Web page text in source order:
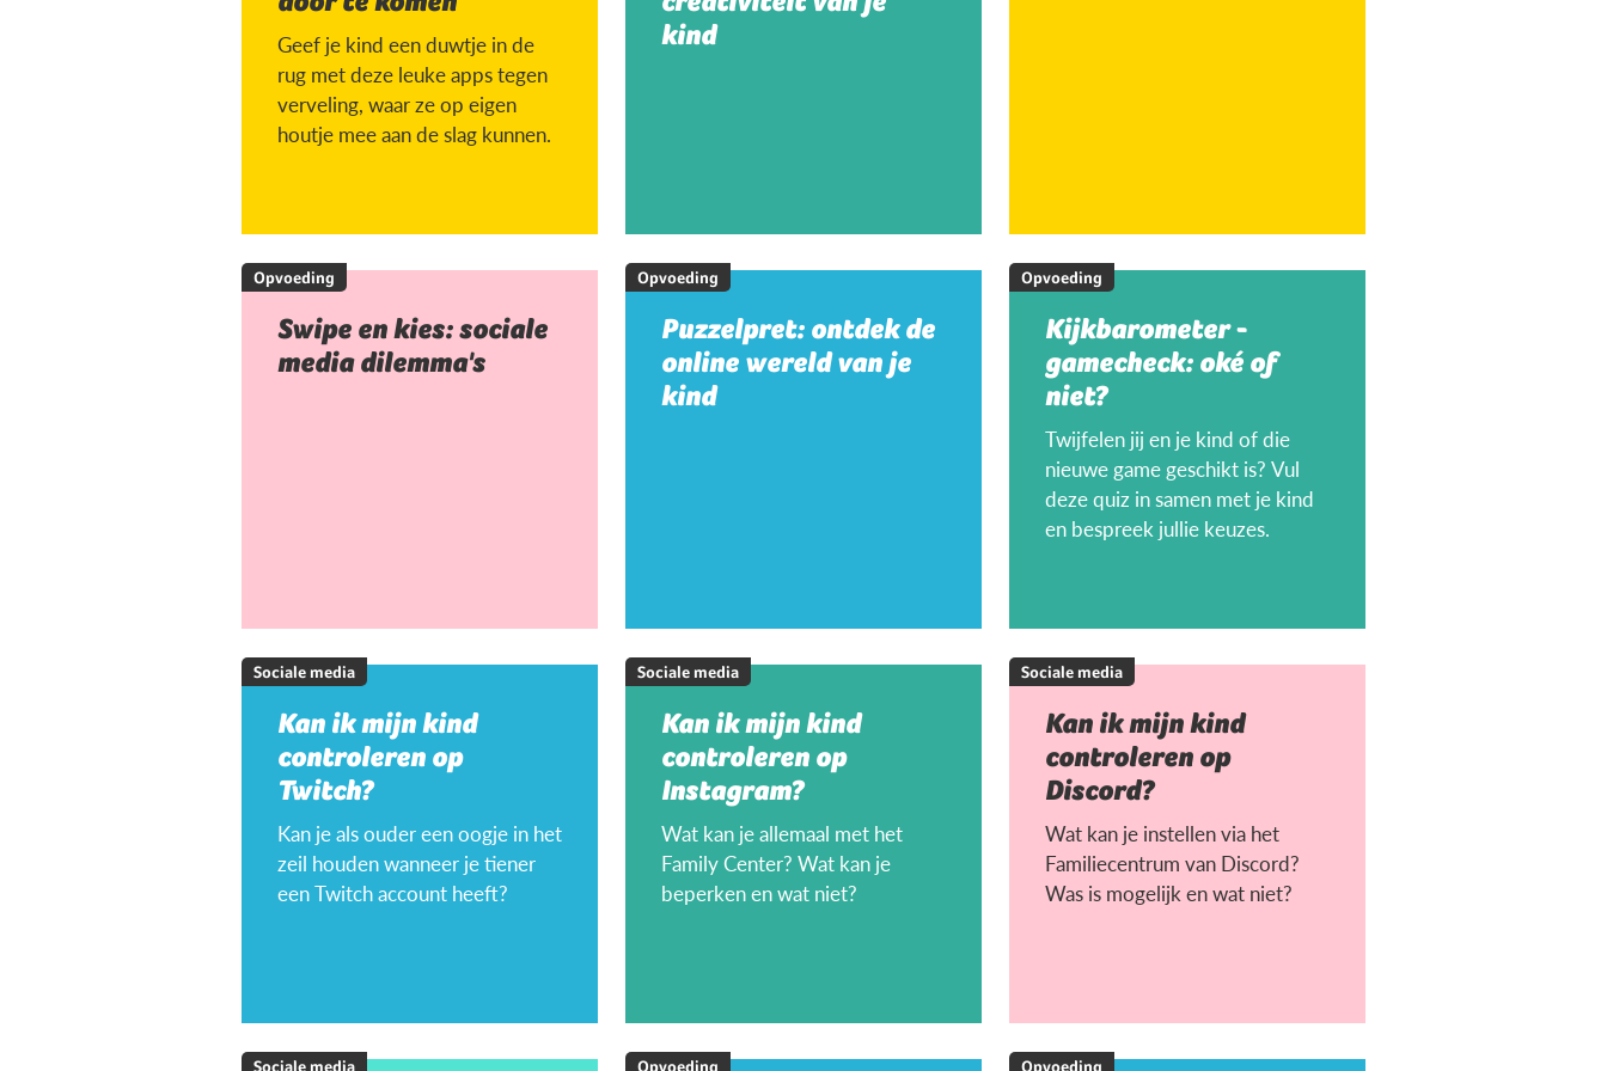
Geef je kind een duwtje in de
rug met deze leuke apps tegen
verveling, waar ze op eigen
houtje mee aan de slag kunnen.
kind
Opvoeding
Swipe en kies: sociale
media dilemma's
Opvoeding
Puzzelpret: ontdek de
online wereld van je
kind
Opvoeding
Kijkbarometer -
gamecheck: oké of
niet?
Twijfelen jij en je kind of die
nieuwe game geschikt is? Vul
deze quiz in samen met je kind
en bespreek jullie keuzes.
Sociale media
Kan ik mijn kind
controleren op
Twitch?
Kan je als ouder een oogje in het
zeil houden wanneer je tiener
een Twitch account heeft?
Sociale media
Kan ik mijn kind
controleren op
Instagram?
Wat kan je allemaal met het
Family Center? Wat kan je
beperken en wat niet?
Sociale media
Kan ik mijn kind
controleren op
Discord?
Wat kan je instellen via het
Familiecentrum van Discord?
Was is mogelijk en wat niet?
Sociale media Opvoeding Opvoeding